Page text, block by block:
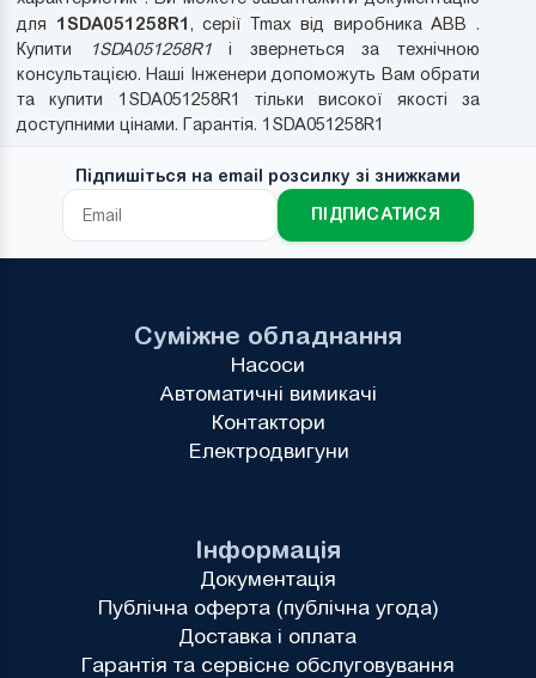
для 1SDA051258R1 , серії Tmax від виробника ABB .
Купити
1SDA051258R1і звернеться за технічною
консультацією. Наші Інженери допоможуть Вам обрати
та купити 1SDA051258R1 тільки високої якості за
доступними цінами. Гарантія. 1SDA051258R1
Підпишіться на email розсилку зі знижками
ПІДПИСАТИСЯ
Інформація
Документація
Публічна оферта (публічна угода)
Доставка і оплата
Гарантія та сервісне обслуговування
Суміжне обладнання
Насоси
Автоматичні вимикачі
Контактори
Електродвигуни